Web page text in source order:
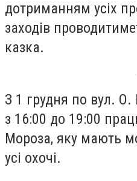
дотриманням усіх
заходів
казка.
З 1 грудня по вул.
з 16:00 до 19:00
Мороза, яку мають
усі охочі.